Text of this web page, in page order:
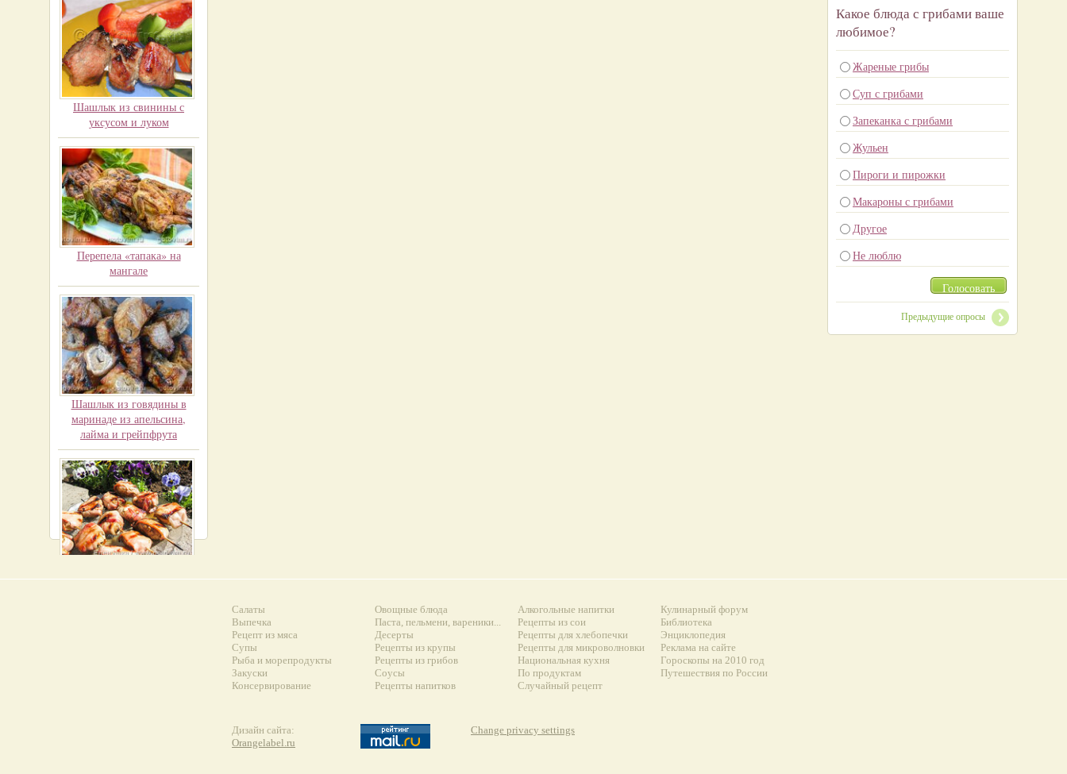
Шашлык из свинины с
уксусом и луком
Перепела «тапака» на
мангале
Шашлык из говядины в
маринаде из апельсина,
лайма и грейпфрута
гриле)
Какое блюда с грибами ваше
любимое?
Жареные грибы
Суп с грибами
Запеканка с грибами
Жульен
Пироги и пирожки
Макароны с грибами
Другое
Не люблю
Голосовать
Предыдущие опросы
Салаты
Выпечка
Рецепт из мяса
Супы
Рыба и морепродукты
Закуски
Консервирование
Овощные блюда
Паста, пельмени, вареники...
Десерты
Рецепты из крупы
Рецепты из грибов
Соусы
Рецепты напитков
Алкогольные напитки
Рецепты из сои
Рецепты для хлебопечки
Рецепты для микроволновки
Национальная кухня
По продуктам
Случайный рецепт
Кулинарный форум
Библиотека
Энциклопедия
Реклама на сайте
Гороскопы на 2010 год
Путешествия по России
Дизайн сайта:
Orangelabel.ru
Change privacy settings